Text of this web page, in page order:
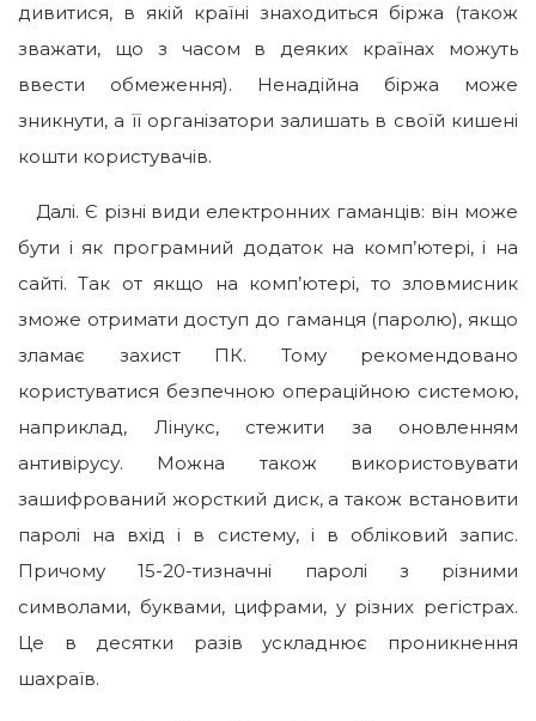
дивитися, в якій країні знаходиться біржа (також
зважати, що з часом в деяких країнах можуть
ввести обмеження). Ненадійна біржа може
зникнути, а її організатори залишать в своїй кишені
кошти користувачів.
Далі. Є різні види електронних гаманців: він може
бути і як програмний додаток на комп’ютері, і на
сайті. Так от якщо на комп’ютері, то зловмисник
зможе отримати доступ до гаманця (паролю), якщо
зламає захист ПК. Тому рекомендовано
користуватися безпечною операційною системою,
наприклад, Лінукс, стежити за оновленням
антивірусу. Можна також використовувати
зашифрований жорсткий диск, а також встановити
паролі на вхід і в систему, і в обліковий запис.
Причому 15-20-тизначні паролі з різними
символами, буквами, цифрами, у різних регістрах.
Це в десятки разів ускладнює проникнення
шахраїв.